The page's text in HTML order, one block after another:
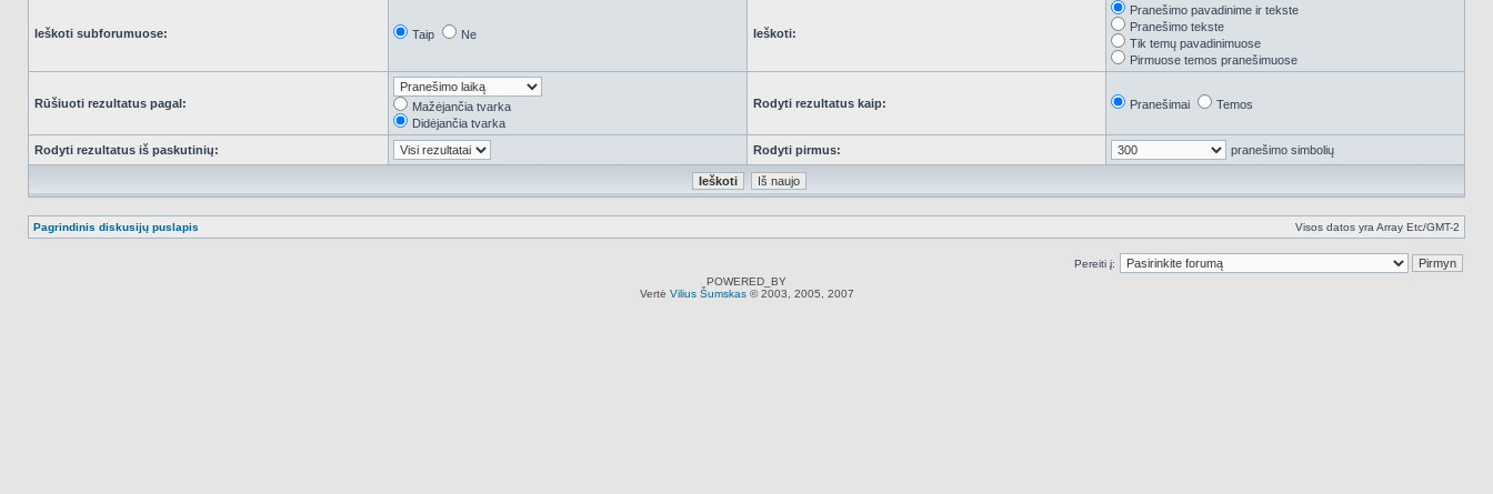
Ieškoti subforumuose: Taip Ne Ieškoti:
Pranešimo pavadinime ir tekste
Pranešimo tekste
Tik temų pavadinimuose
Pirmuose temos pranešimuose
Rūšiuoti rezultatus pagal:
Mažėjančia tvarka
Didėjančia tvarka
Rodyti rezultatus kaip: Pranešimai Temos
Rodyti rezultatus iš paskutinių: Rodyti pirmus: pranešimo simbolių
Pagrindinis diskusijų puslapis Visos datos yra Array Etc/GMT-2
Pereiti į:
POWERED_BY
Vertė Vilius Šumskas© 2003, 2005, 2007